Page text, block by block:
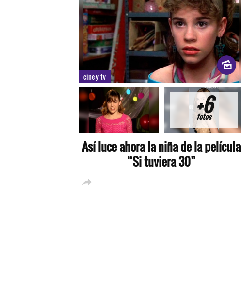
cine y tv
+6
fotos
Así luce ahora la niña de la película
“Si tuviera 30”